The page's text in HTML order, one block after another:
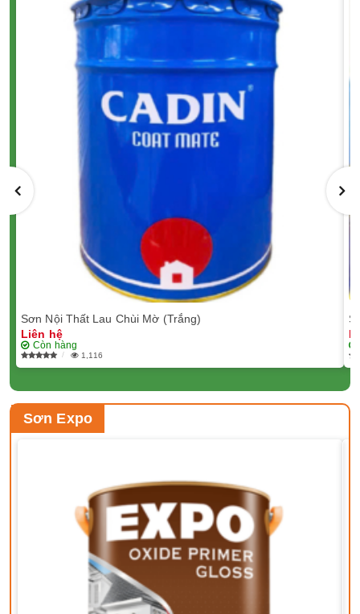
Sơn Nội Thất Lau Chùi Mờ (Trắng)
Liên hệ
Còn hàng
1,116
Sơn Expo